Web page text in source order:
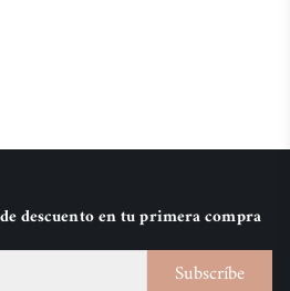
descuento en tu primera compra
Subscríbe